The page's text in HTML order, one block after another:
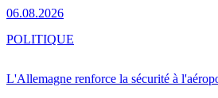
06.08.2026
L'Allemagne renforce la sécurité à
POLITIQUE